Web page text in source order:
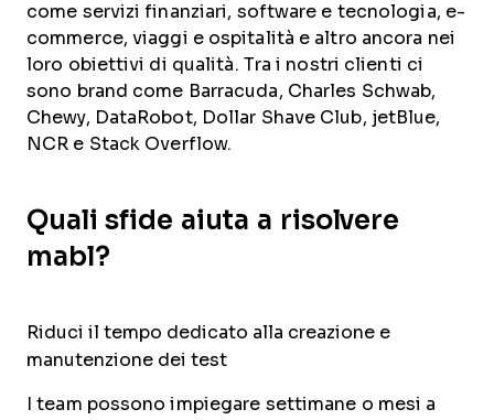
come servizi finanziari, software e tecnologia, e-
commerce, viaggi e ospitalità e altro ancora nei
loro obiettivi di qualità. Tra i nostri clienti ci
sono brand come Barracuda, Charles Schwab,
Chewy, DataRobot, Dollar Shave Club, jetBlue,
NCR e Stack Overflow.
Quali sfide aiuta a risolvere
mabl?
Riduci il tempo dedicato alla creazione e
manutenzione dei test
I team possono impiegare settimane o mesi a